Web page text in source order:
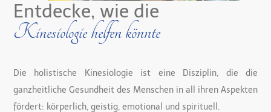
Entdecke, wie die
Kinesiologie helfen könnte
Die holistische Kinesiologie ist eine Disziplin, die die
ganzheitliche Gesundheit des Menschen in all ihren Aspekten
fördert: körperlich, geistig, emotional und spirituell.